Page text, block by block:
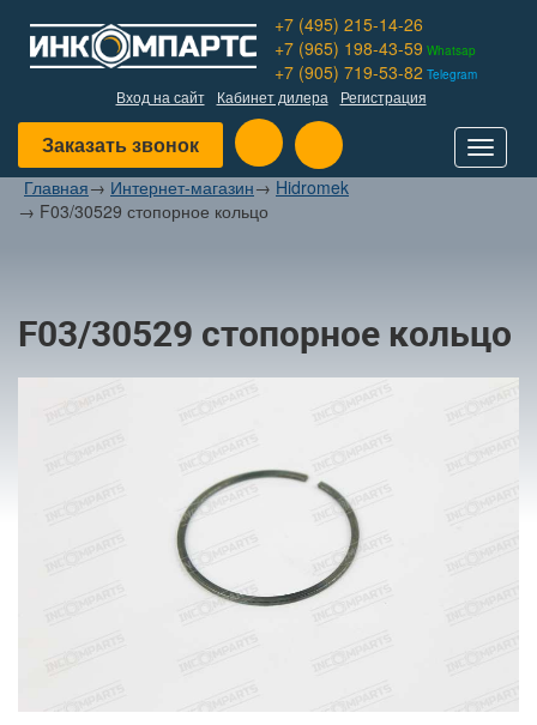
+7 (495) 215-14-26
+7 (965) 198-43-59 Whatsap
+7 (905) 719-53-82 Telegram
Вход на сайт Кабинет дилера Регистрация
Заказать звонок
Toggle
Главная→ Интернет-магазин→ Hidromek
→ F03/30529 стопорное кольцо
F03/30529 стопорное кольцо